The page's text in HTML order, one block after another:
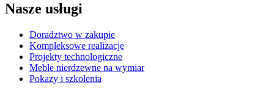
Nasze usługi
Doradztwo w zakupie
Kompleksowe realizacje
Projekty technologiczne
Meble nierdzewne na wymiar
Pokazy i szkolenia